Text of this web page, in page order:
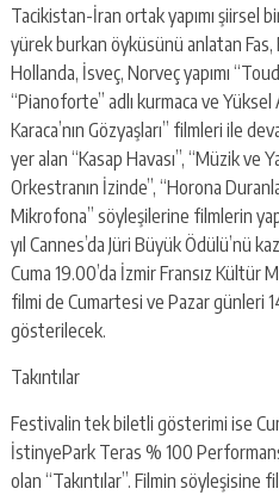
Tacikistan-İran ortak yapımı şiirsel bir
yürek burkan öyküsünü anlatan Fas,
Hollanda, İsveç, Norveç yapımı
“Pianoforte” adlı kurmaca ve
Karaca’nın Gözyaşları” filmleri ile
yer alan “Kasap Havası”, “Müzik ve
Orkestranın İzinde”, “Horona
Mikrofona” söyleşilerine filmlerin
yıl Cannes’da Jüri Büyük Ödülü’nü
Cuma 19.00’da İzmir Fransız Kültür
filmi de Cumartesi ve Pazar günleri
gösterilecek.
Takıntılar
Festivalin tek biletli gösterimi ise
İstinyePark Teras % 100
olan “Takıntılar”. Filmin